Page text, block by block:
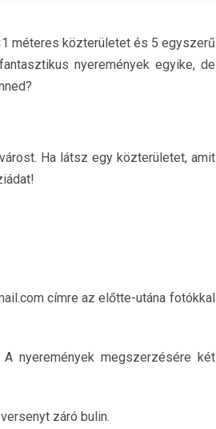
méteres közterületet és 5 egyszerű
nyeremények egyike, de
Ha látsz egy közterületet, amit
címre az előtte-utána fotókkal
nyeremények megszerzésére két
záró bulin.